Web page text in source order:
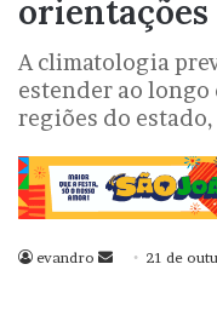
orientações
A climatologia
estender ao longo
regiões do
evandro
Mande21 de